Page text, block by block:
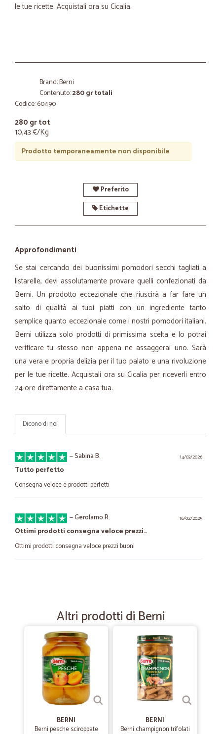
le tue ricette. Acquistali ora su Cicalia.
Brand: Berni
Contenuto:280 gr totali
Codice: 60490
280 gr tot
10,43 €/Kg
Prodotto temporaneamente non disponibile
Preferito
Etichette
Approfondimenti
Se stai cercando dei buonissimi pomodori secchi tagliati a
listarelle, devi assolutamente provare quelli confezionati da
Berni. Un prodotto eccezionale che riuscirà a far fare un
salto di qualità ai tuoi piatti con un ingrediente tanto
semplice quanto eccezionale come i nostri pomodori italiani.
Berni utilizza solo prodotti di primissima scelta e lo potrai
verificare tu stesso non appena ne assaggerai uno. Sarà
una vera e propria delizia per il tuo palato e una rivoluzione
per le tue ricette. Acquistali ora su Cicalia per riceverli entro
24 ore direttamente a casa tua.
Dicono di noi
14/03/2026
—Sabina B.
Tutto perfetto
Consegna veloce e prodotti perfetti
16/02/2025
—Gerolamo R.
Ottimi prodotti consegna veloce prezzi…
Ottimi prodotti consegna veloce prezzi buoni
sicuro, personale a disposizione per chiarimenti, merce di buona
—Massimo T.
Ottimo prodotto
Ottimo prodotto, al top e spedizione rapida.
—Alessandro I.
Altri prodotti di Berni
BERNI
Berni pesche sciroppate
BERNI
Berni champignon trifolati